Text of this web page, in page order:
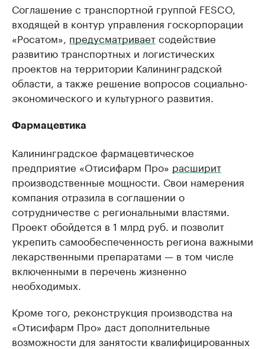
Соглашение с транспортной группой FESCO,
входящей в контур управления госкорпорации
«Росатом», предусматриваетсодействие
развитию транспортных и логистических
проектов на территории Калининградской
области, а также решение вопросов социально-
экономического и культурного развития.
Фармацевтика
Калининградское фармацевтическое
предприятие «Отисифарм Про» расширит
производственные мощности. Свои намерения
компания отразила в соглашении о
сотрудничестве с региональными властями.
Проект обойдется в 1 млрд руб. и позволит
укрепить самообеспеченность региона важными
лекарственными препаратами — в том числе
включенными в перечень жизненно
необходимых.
Кроме того, реконструкция производства на
«Отисифарм Про» даст дополнительные
возможности для занятости квалифицированных